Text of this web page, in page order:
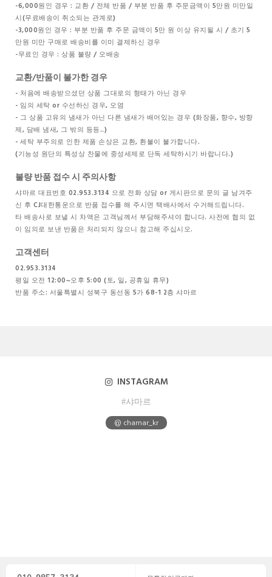
-6,000원인 경우 : 교환 / 전체 반품 / 부분 반품 후 주문금액이 5만원 미만일
시(무료배송이 취소되는 관계로)
-3,000원인 경우 : 부분 반품 후 주문 금액이 5만 원 이상 유지될 시 / 초기 5
만원 미만 구매로 배송비를 이미 결제하신 경우
-무료인 경우 : 상품 불량 / 오배송
교환/반품이 불가한 경우
- 처음에 배송받으셨던 상품 그대로의 형태가 아닌 경우
- 임의 세탁 or 수선하신 경우, 오염
- 그 상품 고유의 냄새가 아닌 다른 냄새가 배어있는 경우 (화장품, 향수, 방향
제, 담배 냄새, 그 밖의 등등..)
- 세탁 부주의로 인한 제품 손상은 교환, 환불이 불가합니다.
(기능성 원단의 특성상 찬물에 중성세제로 단독 세탁하시기 바랍니다.)
불량 반품 접수 시 주의사항
샤마르 대표번호 02.953.3134 으로 전화 상담 or 게시판으로 문의 글 남겨주
신 후 CJ대한통운으로 반품 접수를 해 주시면 택배사에서 수거해드립니다.
타 배송사로 보낼 시 차액은 고객님께서 부담해주셔야 합니다. 사전에 협의 없
이 임의로 보낸 반품은 처리되지 않으니 참고해 주십시오.
고객센터
02.953.3134
평일 오전 12:00~오후 5:00 (토, 일, 공휴일 휴무)
반품 주소: 서울특별시 성북구 동선동 5가 68-1 2층 샤마르
INSTAGRAM
#샤마르
@ chamar_kr